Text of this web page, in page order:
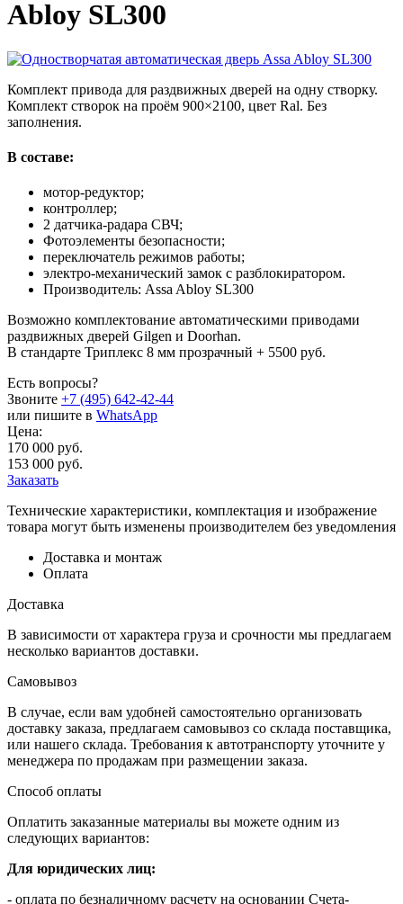
Abloy SL300
Комплект привода для раздвижных дверей на одну створку.
Комплект створок на проём 900×2100, цвет Ral. Без
заполнения.
В составе:
мотор-редуктор;
контроллер;
2 датчика-радара СВЧ;
Фотоэлементы безопасности;
переключатель режимов работы;
электро-механический замок с разблокиратором.
Производитель: Assa Abloy SL300
Возможно комплектование автоматическими приводами
раздвижных дверей Gilgen и Doorhan.
В стандарте Триплекс 8 мм прозрачный + 5500 руб.
Есть вопросы?
Звоните +7 (495) 642-42-44
или пишите в WhatsApp
Цена:
170 000 руб.
153 000 руб.
Заказать
Технические характеристики, комплектация и изображение
товара могут быть изменены производителем без уведомления
Доставка и монтаж
Оплата
Доставка
В зависимости от характера груза и срочности мы предлагаем
несколько вариантов доставки.
Самовывоз
В случае, если вам удобней самостоятельно организовать
доставку заказа, предлагаем самовывоз со склада поставщика,
или нашего склада. Требования к автотранспорту уточните у
менеджера по продажам при размещении заказа.
Способ оплаты
Оплатить заказанные материалы вы можете одним из
следующих вариантов:
Для юридических лиц:
- оплата по безналичному расчету на основании Счета-